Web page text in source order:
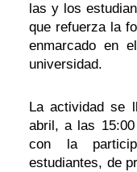
las y los
que refuerza la
enmarcado en
universidad.
La actividad se
abril, a las
con la
estudiantes, de